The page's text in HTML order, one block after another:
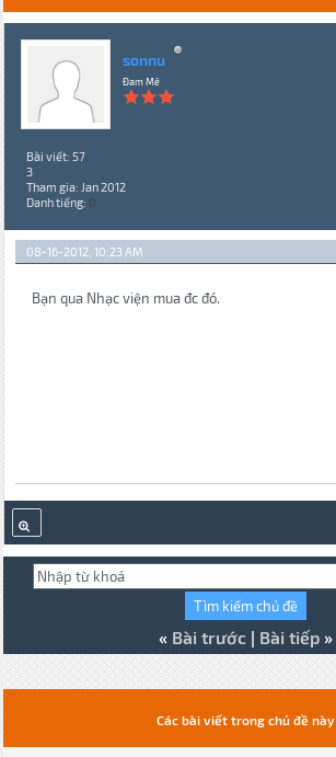
sonnu
Đam Mê
Bài viết: 57
3
Tham gia: Jan 2012
Danh tiếng: 0
08-16-2012, 10:23 AM
Bạn qua Nhạc viện mua đc đó.
« Bài trước| Bài tiếp»
Các bài viết trong chủ đề này